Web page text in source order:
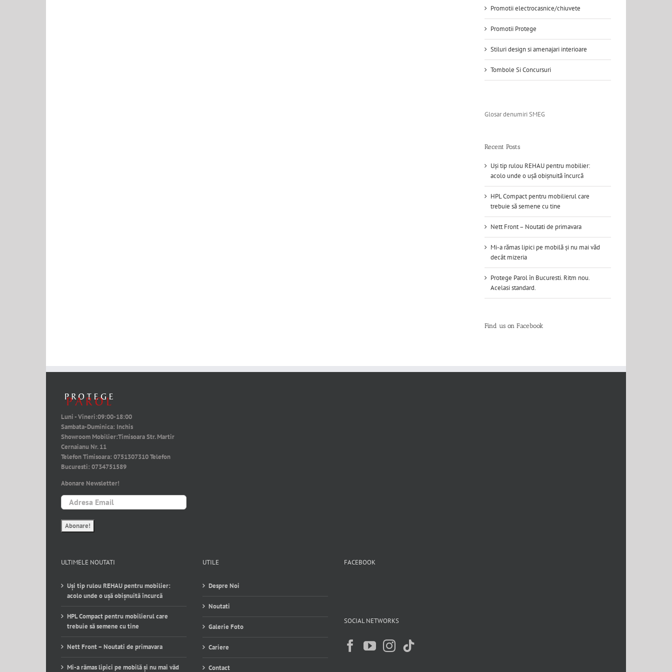
Promotii electrocasnice/chiuvete
Promotii Protege
Stiluri design si amenajari interioare
Tombole Si Concursuri
Glosar denumiri SMEG
Recent Posts
Uși tip rulou REHAU pentru mobilier:
acolo unde o ușă obișnuită încurcă
HPL Compact pentru mobilierul care
trebuie să semene cu tine
Nett Front – Noutati de primavara
Mi-a rămas lipici pe mobilă și nu mai văd
decât mizeria
Protege Parol în Bucuresti. Ritm nou.
Acelasi standard.
Find us on Facebook
Luni - Vineri:09:00-18:00
Sambata-Duminica: Inchis
Showroom Mobilier:Timisoara Str. Martir
Cernaianu Nr. 11
Telefon Timisoara: 0751307310Telefon
Bucuresti: 0734751589
Abonare Newsletter!
ULTIMELE NOUTATI
Uși tip rulou REHAU pentru mobilier:
acolo unde o ușă obișnuită încurcă
HPL Compact pentru mobilierul care
trebuie să semene cu tine
Nett Front – Noutati de primavara
Mi-a rămas lipici pe mobilă și nu mai văd
UTILE
Despre Noi
Noutati
Galerie Foto
Cariere
Contact
FACEBOOK
SOCIAL NETWORKS